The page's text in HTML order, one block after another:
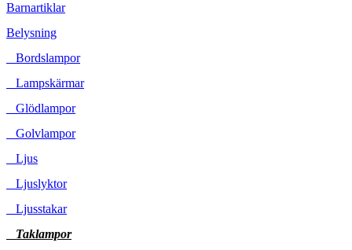
Barnartiklar
Belysning
Bordslampor
Lampskärmar
Glödlampor
Golvlampor
Ljus
Ljuslyktor
Ljusstakar
Taklampor